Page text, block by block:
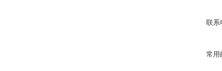
联系
常用